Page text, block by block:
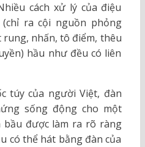
cách xử lý của điệu
ra cội nguồn phỏng
rung, nhấn, tô điểm, thêu
hầu như đều có liên
túy của người Việt, đàn
sống động cho một
bầu được làm ra rõ ràng
có thể hát bằng đàn của